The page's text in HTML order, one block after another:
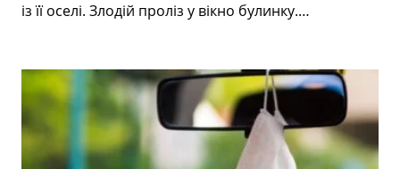
із її оселі. Злодій проліз у вікно булинку.…